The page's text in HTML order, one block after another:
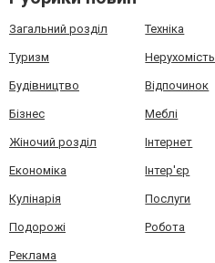
Загальний розділ Техніка
Туризм Нерухомість
Будівництво Відпочинок
Бізнес Меблі
Жіночий розділ Інтернет
Економіка Інтер'єр
Кулінарія Послуги
Подорожі Робота
Реклама